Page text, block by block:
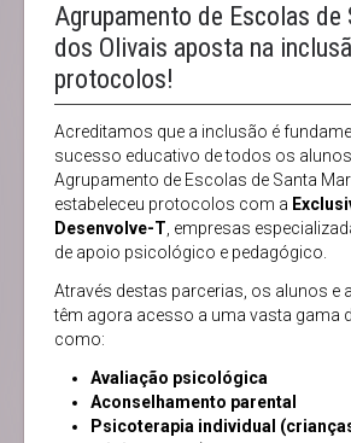
Agrupamento de Escolas de
dos Olivais aposta na
protocolos!
Acreditamos que a inclusão é
sucesso educativo de todos os
Agrupamento de Escolas de Santa
estabeleceu protocolos com a
Desenvolve-T , empresas
de apoio psicológico e pedagógico.
Através destas parcerias, os alunos e
têm agora acesso a uma vasta gama
como:
Avaliação psicológica
Aconselhamento parental
Psicoterapia individual